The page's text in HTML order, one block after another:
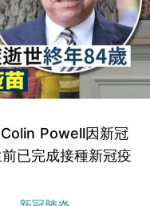
Colin Powell因新冠
已完成接種新冠疫